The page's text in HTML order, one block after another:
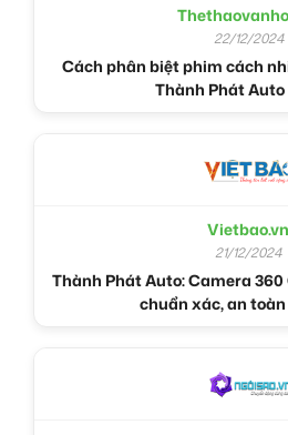
22/12/2024
Cách phân biệt phim cách
Thành Phát Auto
Vietbao.vn
21/12/2024
Thành Phát Auto: Camera 360
chuẩn xác, an